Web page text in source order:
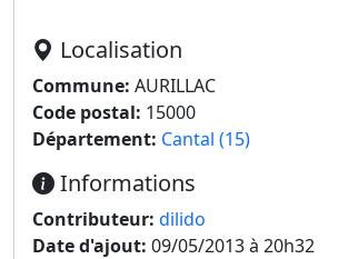
Localisation
Commune: AURILLAC
Code postal: 15000
Département: Cantal (15)
Informations
Contributeur: dilido
Date d'ajout: 09/05/2013 à 20h32